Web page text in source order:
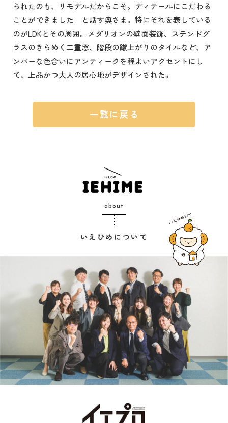
られたのも、リモデルだからこそ。ディテールにこだわる
ことができました」と話す奥さま。特にそれを表している
のがLDKとその周囲。メダリオンの壁面装飾、ステンドグ
ラスのきらめく二重窓、階段の蹴上がりのタイルなど、ア
ンバーな色合いにアンティークを程よいアクセントにし
て、上品かつ大人の居心地がデザインされた。
一覧に戻る
about
いえひめについて